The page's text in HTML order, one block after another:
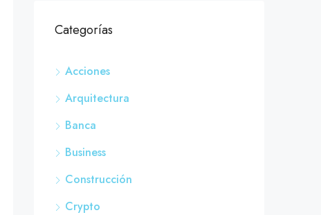
Categorías
Acciones
Arquitectura
Banca
Business
Construcción
Crypto